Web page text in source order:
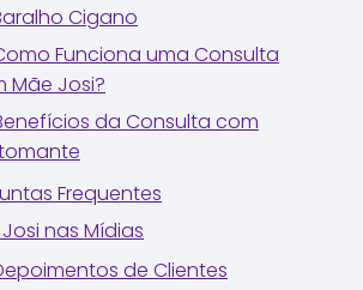
Cigano
Funciona uma Consulta
Mãe Josi?
da Consulta com
Frequentes
nas Mídias
de Clientes